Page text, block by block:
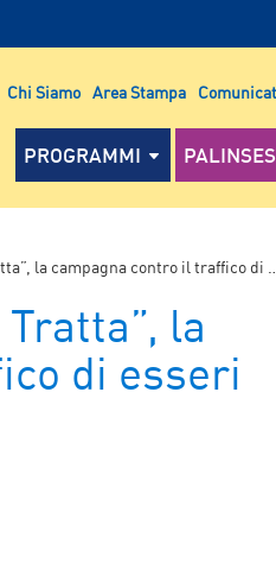
Chi Siamo Area Stampa
PROGRAMMI
campagna contro il traffico di esseri umani
la
di esseri